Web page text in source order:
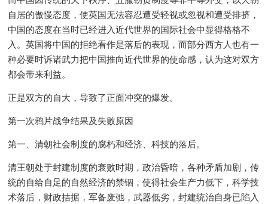
自居的傲慢态度，使英国无法容忍遭受轻视或忽视和遭受排挤，
中国的态度在当时已经进入近代世界的国际社会中显得格格不
入。英国将中国的拒绝看作是落后的表现，而部分西方人也有一
种必要时诉诸武力把中国推向近代世界的使命感，认为这对双方
都会带来利益。
正是双方的自大，导致了正面冲突的爆发。
第一次鸦片战争结果及失败原因
第一、清朝社会制度的腐朽和经济、科技的落后。
清王朝处于封建制度的衰败时期，政治昏暗，各种矛盾加剧，传
统的自给自足的自然经济的禁锢，使得社会生产力低下，科学技
术落后，财政拮据，军备废弛，武器低劣，封建统治自身已陷入